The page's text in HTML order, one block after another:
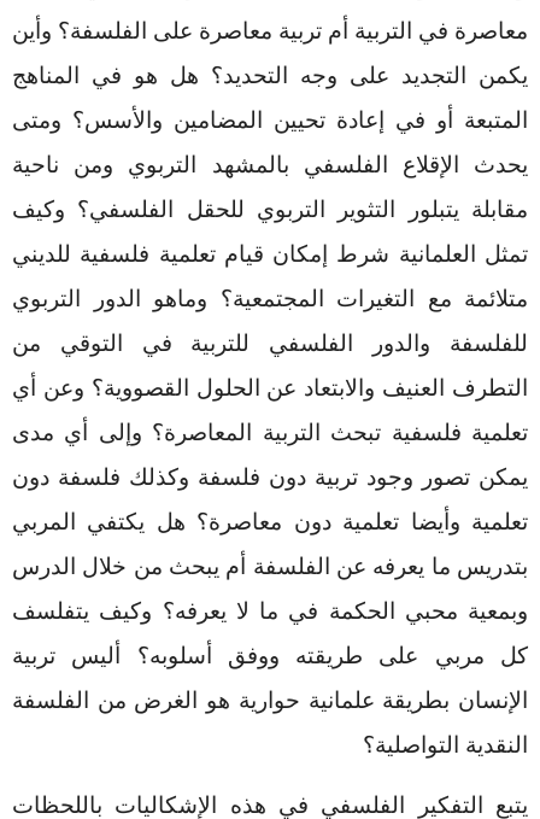
معاصرة في التربية أم تربية معاصرة على الفلسفة؟ وأين
يكمن التجديد على وجه التحديد؟ هل هو في المناهج
المتبعة أو في إعادة تحيين المضامين والأسس؟ ومتى
يحدث الإقلاع الفلسفي بالمشهد التربوي ومن ناحية
مقابلة يتبلور التثوير التربوي للحقل الفلسفي؟ وكيف
تمثل العلمانية شرط إمكان قيام تعلمية فلسفية للديني
متلائمة مع التغيرات المجتمعية؟ وماهو الدور التربوي
للفلسفة والدور الفلسفي للتربية في التوقي من
التطرف العنيف والابتعاد عن الحلول القصووية؟ وعن أي
تعلمية فلسفية تبحث التربية المعاصرة؟ وإلى أي مدى
يمكن تصور وجود تربية دون فلسفة وكذلك فلسفة دون
تعلمية وأيضا تعلمية دون معاصرة؟ هل يكتفي المربي
بتدريس ما يعرفه عن الفلسفة أم يبحث من خلال الدرس
وبمعية محبي الحكمة في ما لا يعرفه؟ وكيف يتفلسف
كل مربي على طريقته ووفق أسلوبه؟ أليس تربية
الإنسان بطريقة علمانية حوارية هو الغرض من الفلسفة
النقدية التواصلية؟
يتبع التفكير الفلسفي في هذه الإشكاليات باللحظات